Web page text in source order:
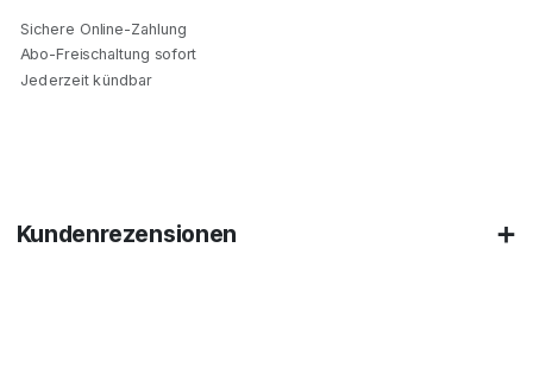
Sichere Online-Zahlung
Abo-Freischaltung sofort
Jederzeit kündbar
Kundenrezensionen